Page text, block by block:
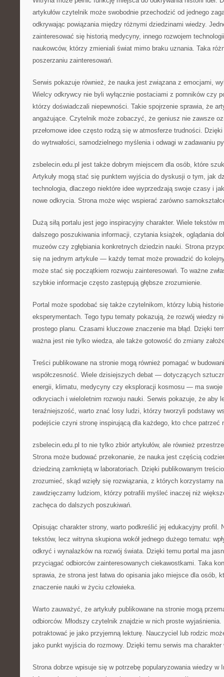
artykułów czytelnik może swobodnie przechodzić od jednego
odkrywając powiązania między różnymi dziedzinami wiedzy.
zainteresować się historią medycyny, innego rozwojem
naukowców, którzy zmieniali świat mimo braku uznania. Taka
poszerzaniu zainteresowań.
Serwis pokazuje również, że nauka jest związana z emocjami,
Wielcy odkrywcy nie byli wyłącznie postaciami z pomników czy
którzy doświadczali niepewności. Takie spojrzenie sprawia, że
angażujące. Czytelnik może zobaczyć, że geniusz nie zawsze
przełomowe idee często rodzą się w atmosferze trudności.
do wytrwałości, samodzielnego myślenia i odwagi w zadawaniu
zsbelecin.edu.pl jest także dobrym miejscem dla osób, które
Artykuły mogą stać się punktem wyjścia do dyskusji o tym, jak
technologia, dlaczego niektóre idee wyprzedzają swoje czasy i
nowe odkrycia. Strona może więc wspierać zarówno
Dużą siłą portalu jest jego inspiracyjny charakter. Wiele tekstów
dalszego poszukiwania informacji, czytania książek, oglądania
muzeów czy zgłębiania konkretnych dziedzin nauki. Strona
się na jednym artykule — każdy temat może prowadzić do
może stać się początkiem rozwoju zainteresowań. To ważne
szybkie informacje często zastępują głębsze zrozumienie.
Portal może spodobać się także czytelnikom, którzy lubią
eksperymentach. Tego typu tematy pokazują, że rozwój wiedzy
prostego planu. Czasami kluczowe znaczenie ma błąd. Dzięki
ważna jest nie tylko wiedza, ale także gotowość do zmiany
Treści publikowane na stronie mogą również pomagać w
współczesność. Wiele dzisiejszych debat — dotyczących
energii, klimatu, medycyny czy eksploracji kosmosu — ma swoje
odkryciach i wieloletnim rozwoju nauki. Serwis pokazuje, że aby
teraźniejszość, warto znać losy ludzi, którzy tworzyli podstawy
podejście czyni stronę inspirującą dla każdego, kto chce patrzeć
zsbelecin.edu.pl to nie tylko zbiór artykułów, ale również
Strona może budować przekonanie, że nauka jest częścią
dziedziną zamkniętą w laboratoriach. Dzięki publikowanym
zrozumieć, skąd wzięły się rozwiązania, z których korzystamy
zawdzięczamy ludziom, którzy potrafili myśleć inaczej niż
zachęca do dalszych poszukiwań.
Opisując charakter strony, warto podkreślić jej edukacyjny profil.
tekstów, lecz witryna skupiona wokół jednego dużego tematu:
odkryć i wynalazków na rozwój świata. Dzięki temu portal ma
przyciągać odbiorców zainteresowanych ciekawostkami. Taka
sprawia, że strona jest łatwa do opisania jako miejsce dla osób,
znaczenie nauki w życiu człowieka.
Warto zauważyć, że artykuły publikowane na stronie mogą
odbiorców. Młodszy czytelnik znajdzie w nich proste wyjaśnienia.
potraktować je jako przyjemną lekturę. Nauczyciel lub rodzic
jako punkt wyjścia do rozmowy. Dzięki temu serwis ma charakter
Strona dobrze wpisuje się w potrzebę popularyzowania wiedzy w